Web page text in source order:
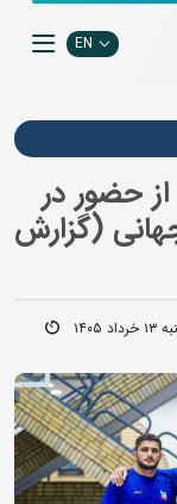
EN
حضور در
(گزارش
۱۴۰۵